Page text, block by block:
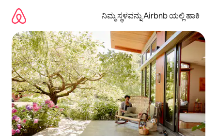
ಹೋಗಿ
ನಿಮ್ಮ ಸ್ಥಳವನ್ನು Airbnb ಯಲ್ಲಿ ಹಾಕಿ